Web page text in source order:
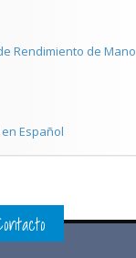
Rendimiento de Mano
Español